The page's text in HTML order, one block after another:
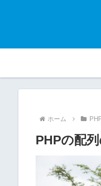
ホーム
PHPの配